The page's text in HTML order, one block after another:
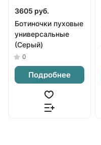
3605 руб.
Ботиночки пуховые
универсальные
(Серый)
0
Подробнее